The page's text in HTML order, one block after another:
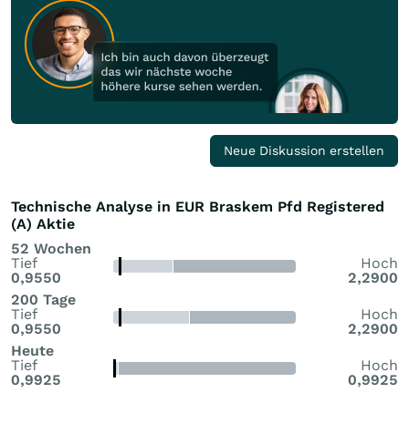
Neue Diskussion erstellen
Technische Analyse in EUR Braskem Pfd Registered
(A) Aktie
52 Wochen
Tief
0,9550
Hoch
2,2900
200 Tage
Tief
0,9550
Hoch
2,2900
Heute
Tief
0,9925
Hoch
0,9925